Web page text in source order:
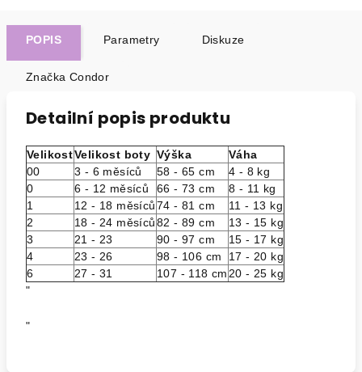
POPIS Parametry Diskuze
Značka Condor
Detailní popis produktu
VelikostVelikost boty Výška
Váha
00
3 - 6 měsíců 58 - 65 cm
4 - 8 kg
0
6 - 12 měsíců 66 - 73 cm
8 - 11 kg
1
12 - 18 měsíců74 - 81 cm
11 - 13 kg
2
18 - 24 měsíců82 - 89 cm
13 - 15 kg
3
21 - 23 90 - 97 cm
15 - 17 kg
4
23 - 26 98 - 106 cm
17 - 20 kg
6
27 - 31 107 - 118 cm 20 - 25 kg
"
"